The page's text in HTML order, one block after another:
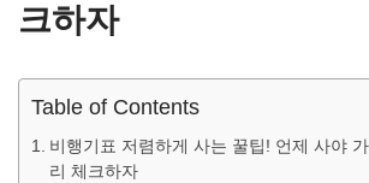
크하자
Table of Contents
비행기표 저렴하게 사는 꿀팁! 언제 사야
리 체크하자